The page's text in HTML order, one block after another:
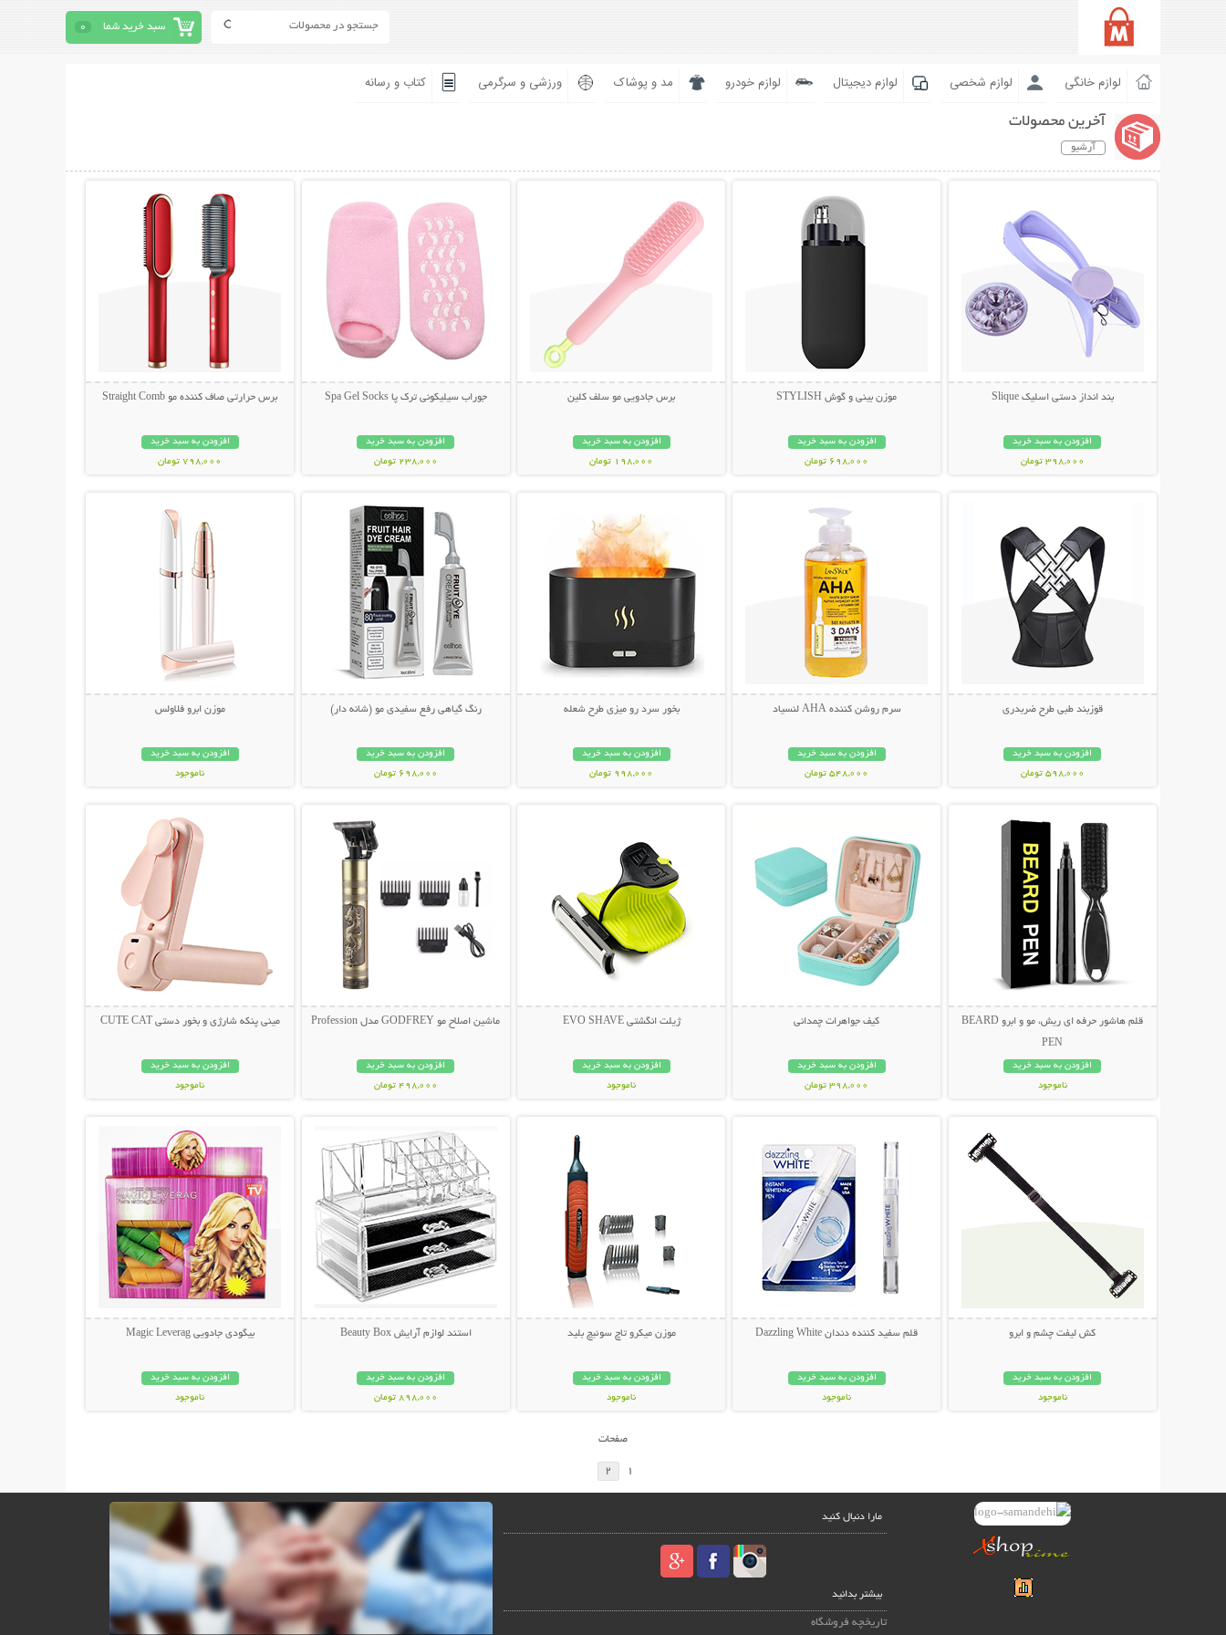
سبد خرید شما 0
لوازم خانگی لوازم شخصی لوازم دیجیتال لوازم خودرو مد و پوشاک ورزشی و سرگرمی کتاب و رسانه
آخرین محصولات
آرشیو
بند انداز دستی اسلیک Slique
افزودن به سبد خرید
398,000 تومان
موزن بینی و گوش STYLISH
افزودن به سبد خرید
698,000 تومان
برس جادویی مو سلف کلین
افزودن به سبد خرید
198,000 تومان
جوراب سیلیکونی ترک پا Spa Gel Socks
افزودن به سبد خرید
238,000 تومان
برس حرارتی صاف کننده مو Straight Comb
افزودن به سبد خرید
798,000 تومان
قوزبند طبی طرح ضربدری
افزودن به سبد خرید
598,000 تومان
سرم روشن کننده AHA لنسیاد
افزودن به سبد خرید
548,000 تومان
بخور سرد رو میزی طرح شعله
افزودن به سبد خرید
998,000 تومان
رنگ گیاهی رفع سفیدی مو (شانه دار)
افزودن به سبد خرید
698,000 تومان
موزن ابرو فلاولس
افزودن به سبد خرید
ناموجود
قلم هاشور حرفه ای ریش، مو و ابرو BEARD
PEN
افزودن به سبد خرید
ناموجود
کیف جواهرات چمدانی
افزودن به سبد خرید
398,000 تومان
ژیلت انگشتی EVO SHAVE
افزودن به سبد خرید
ناموجود
ماشین اصلاح مو GODFREY مدل Profession
افزودن به سبد خرید
498,000 تومان
مینی پنکه شارژی و بخور دستی CUTE CAT
افزودن به سبد خرید
ناموجود
کش لیفت چشم و ابرو
افزودن به سبد خرید
ناموجود
قلم سفید کننده دندان Dazzling White
افزودن به سبد خرید
ناموجود
موزن میکرو تاچ سوئیچ بلید
افزودن به سبد خرید
ناموجود
استند لوازم آرایش Beauty Box
افزودن به سبد خرید
898,000 تومان
بیگودی جادویی Magic Leverag
افزودن به سبد خرید
ناموجود
صفحات
1
2
مارا دنبال کنید
بیشتر بدانید
تاریخچه فروشگاه